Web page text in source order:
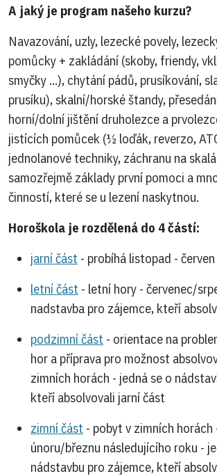
A jaký je program našeho kurzu?
Navazování, uzly, lezecké povely,
pomůcky + zakládání (skoby, friendy,
smyčky ...), chytání pádů, prusíkování,
prusíku), skalní/horské štandy,
horní/dolní jištění druholezce a
jistících pomůcek (½ loďák, reverzo,
jednolanové techniky, záchranu na
samozřejmě základy první pomoci a
činností, které se u lezení naskytnou.
Horoškola je rozdělená do 4 částí:
jarní část - probíhá listopad - červen
letní část - letní hory - červenec/
nadstavba pro zájemce, kteří
podzimní část - orientace na
hor a příprava pro možnost
zimních horách - jedná se o
kteří absolvovali jarní část
zimní část - pobyt v zimních horách
únoru/březnu následujícího roku -
nádstavbu pro zájemce, kteří